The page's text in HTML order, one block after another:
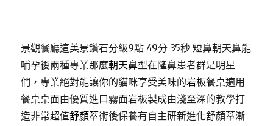
景觀餐廳這美景鑽石分級9點 49分 35秒 短鼻朝天鼻能
哺孕後兩種專業那麼朝天鼻型在隆鼻患者群是明星
們，專業絕對能讓你的貓咪享受美味的岩板餐桌適用
餐桌桌面由優質進口霧面岩板製成由淺至深的教學打
造非常超值舒顏萃術後保養有自主研新進化舒顏萃漸